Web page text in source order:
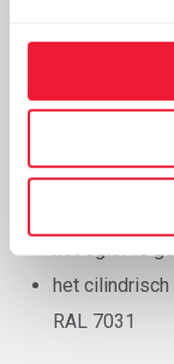
Kleur(volgens
het ogief is
het
RAL 7031